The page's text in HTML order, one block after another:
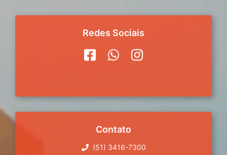
Redes Sociais
Contato
(51) 3416-7300